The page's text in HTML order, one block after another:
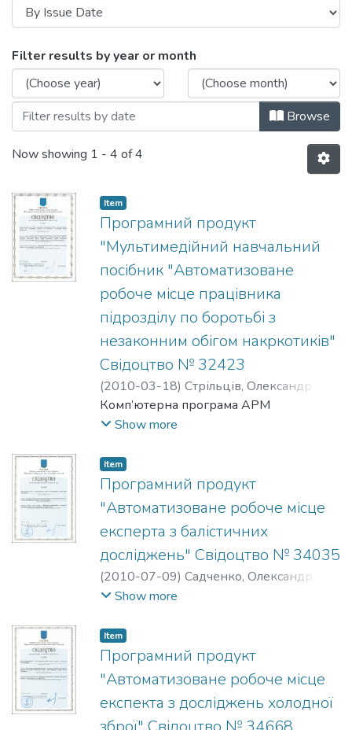
Browsing 2010 рік by Issue Date
Filter results by year or month
Browse
Now showing 1 - 4 of 4
Item
Програмний продукт
"Мультимедійний навчальний
посібник "Автоматизоване
робоче місце працівника
підрозділу по боротьбі з
незаконним обігом накркотиків"
Свідоцтво № 32423
(2010-03-18) Стрільців, Олександр
Михайлович; Крижна, Валентина
Володимирівна
Йосипович
Вадимович;Орлов, Юрій Юрійович
Грачов, Володимир Олександрович
Скибінський, Андрій Григорович
Пуйко, Тетяна Валеріївна
Комп’ютерна програма АРМ
Show more
Item
Програмний продукт
"Автоматизоване робоче місце
експерта з балістичних
досліджень" Свідоцтво № 34035
(2010-07-09) Садченко, Олександр
Олесійович;Назаров, Володимир
Пуйко, Тетяна Валеріївна
Show more
Item
Програмний продукт
"Автоматизоване робоче місце
експекта з досліджень холодної